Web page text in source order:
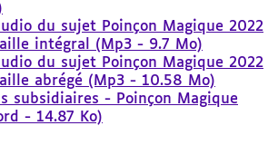
du sujet Poinçon Magique 2022
intégral (Mp3 - 9.7 Mo)
du sujet Poinçon Magique 2022
abrégé (Mp3 - 10.58 Mo)
subsidiaires - Poinçon Magique
- 14.87 Ko)